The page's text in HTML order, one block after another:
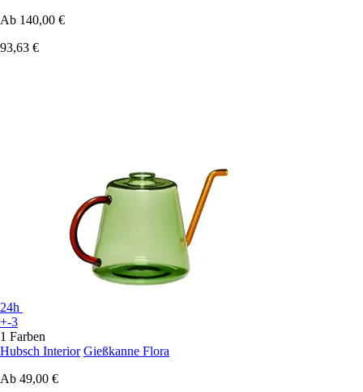
Ab 140,00 €
93,63 €
24h
+-3
1 Farben
Hubsch Interior Gießkanne Flora
Ab 49,00 €